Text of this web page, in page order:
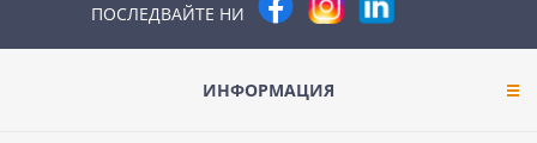
ПОСЛЕДВАЙТЕ НИ
ИНФОРМАЦИЯ